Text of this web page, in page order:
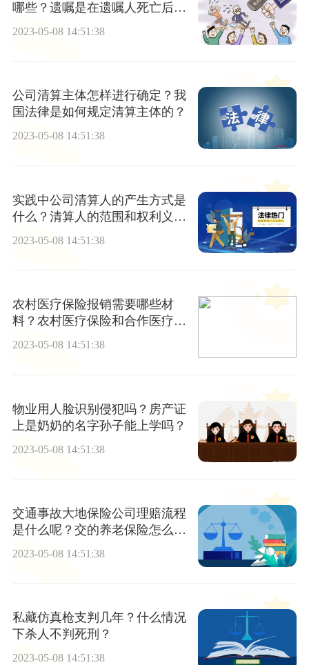
哪些？遗嘱是在遗嘱人死亡后才
付诸执行吗？
2023-05-08 14:51:38
公司清算主体怎样进行确定？我
国法律是如何规定清算主体的？
2023-05-08 14:51:38
实践中公司清算人的产生方式是
什么？清算人的范围和权利义务
2023-05-08 14:51:38
农村医疗保险报销需要哪些材
料？农村医疗保险和合作医疗一
样吗？
2023-05-08 14:51:38
物业用人脸识别侵犯吗？房产证
上是奶奶的名字孙子能上学吗？
2023-05-08 14:51:38
交通事故大地保险公司理赔流程
是什么呢？交的养老保险怎么
2023-05-08 14:51:38
私藏仿真枪支判几年？什么情况
下杀人不判死刑？
2023-05-08 14:51:38